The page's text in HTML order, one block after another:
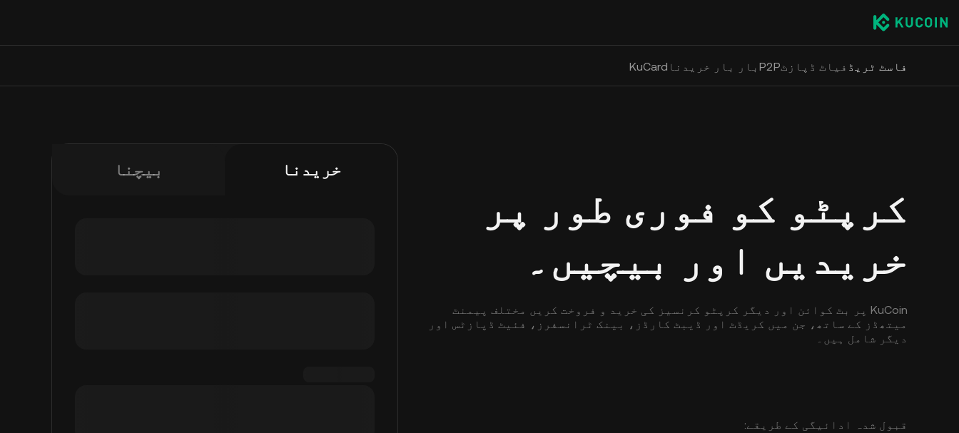
فاسٹ ٹریڈ فیاٹ ڈپازٹP2P بار بار خریدنا KuCard
کرپٹو کو فوری طور پر
خریدیں اور بیچیں۔
KuCoin پر بٹ کوائن اور دیگر کرپٹو کرنسیز کی خرید و فروخت کریں مختلف پیمنٹ
میتھڈز کے ساتھ، جن میں کریڈٹ اور ڈیبٹ کارڈز، بینک ٹرانسفرز، فئیٹ ڈپازٹس اور
دیگر شامل ہیں۔
قبول شدہ ادائیگی کے طریقے:
خریدنا بیچنا